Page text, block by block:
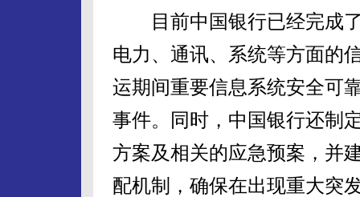
目前中国银行已经完成了
电力、通讯、系统等方面的
运期间重要信息系统安全可
事件。同时，中国银行还制
方案及相关的应急预案，并
配机制，确保在出现重大突